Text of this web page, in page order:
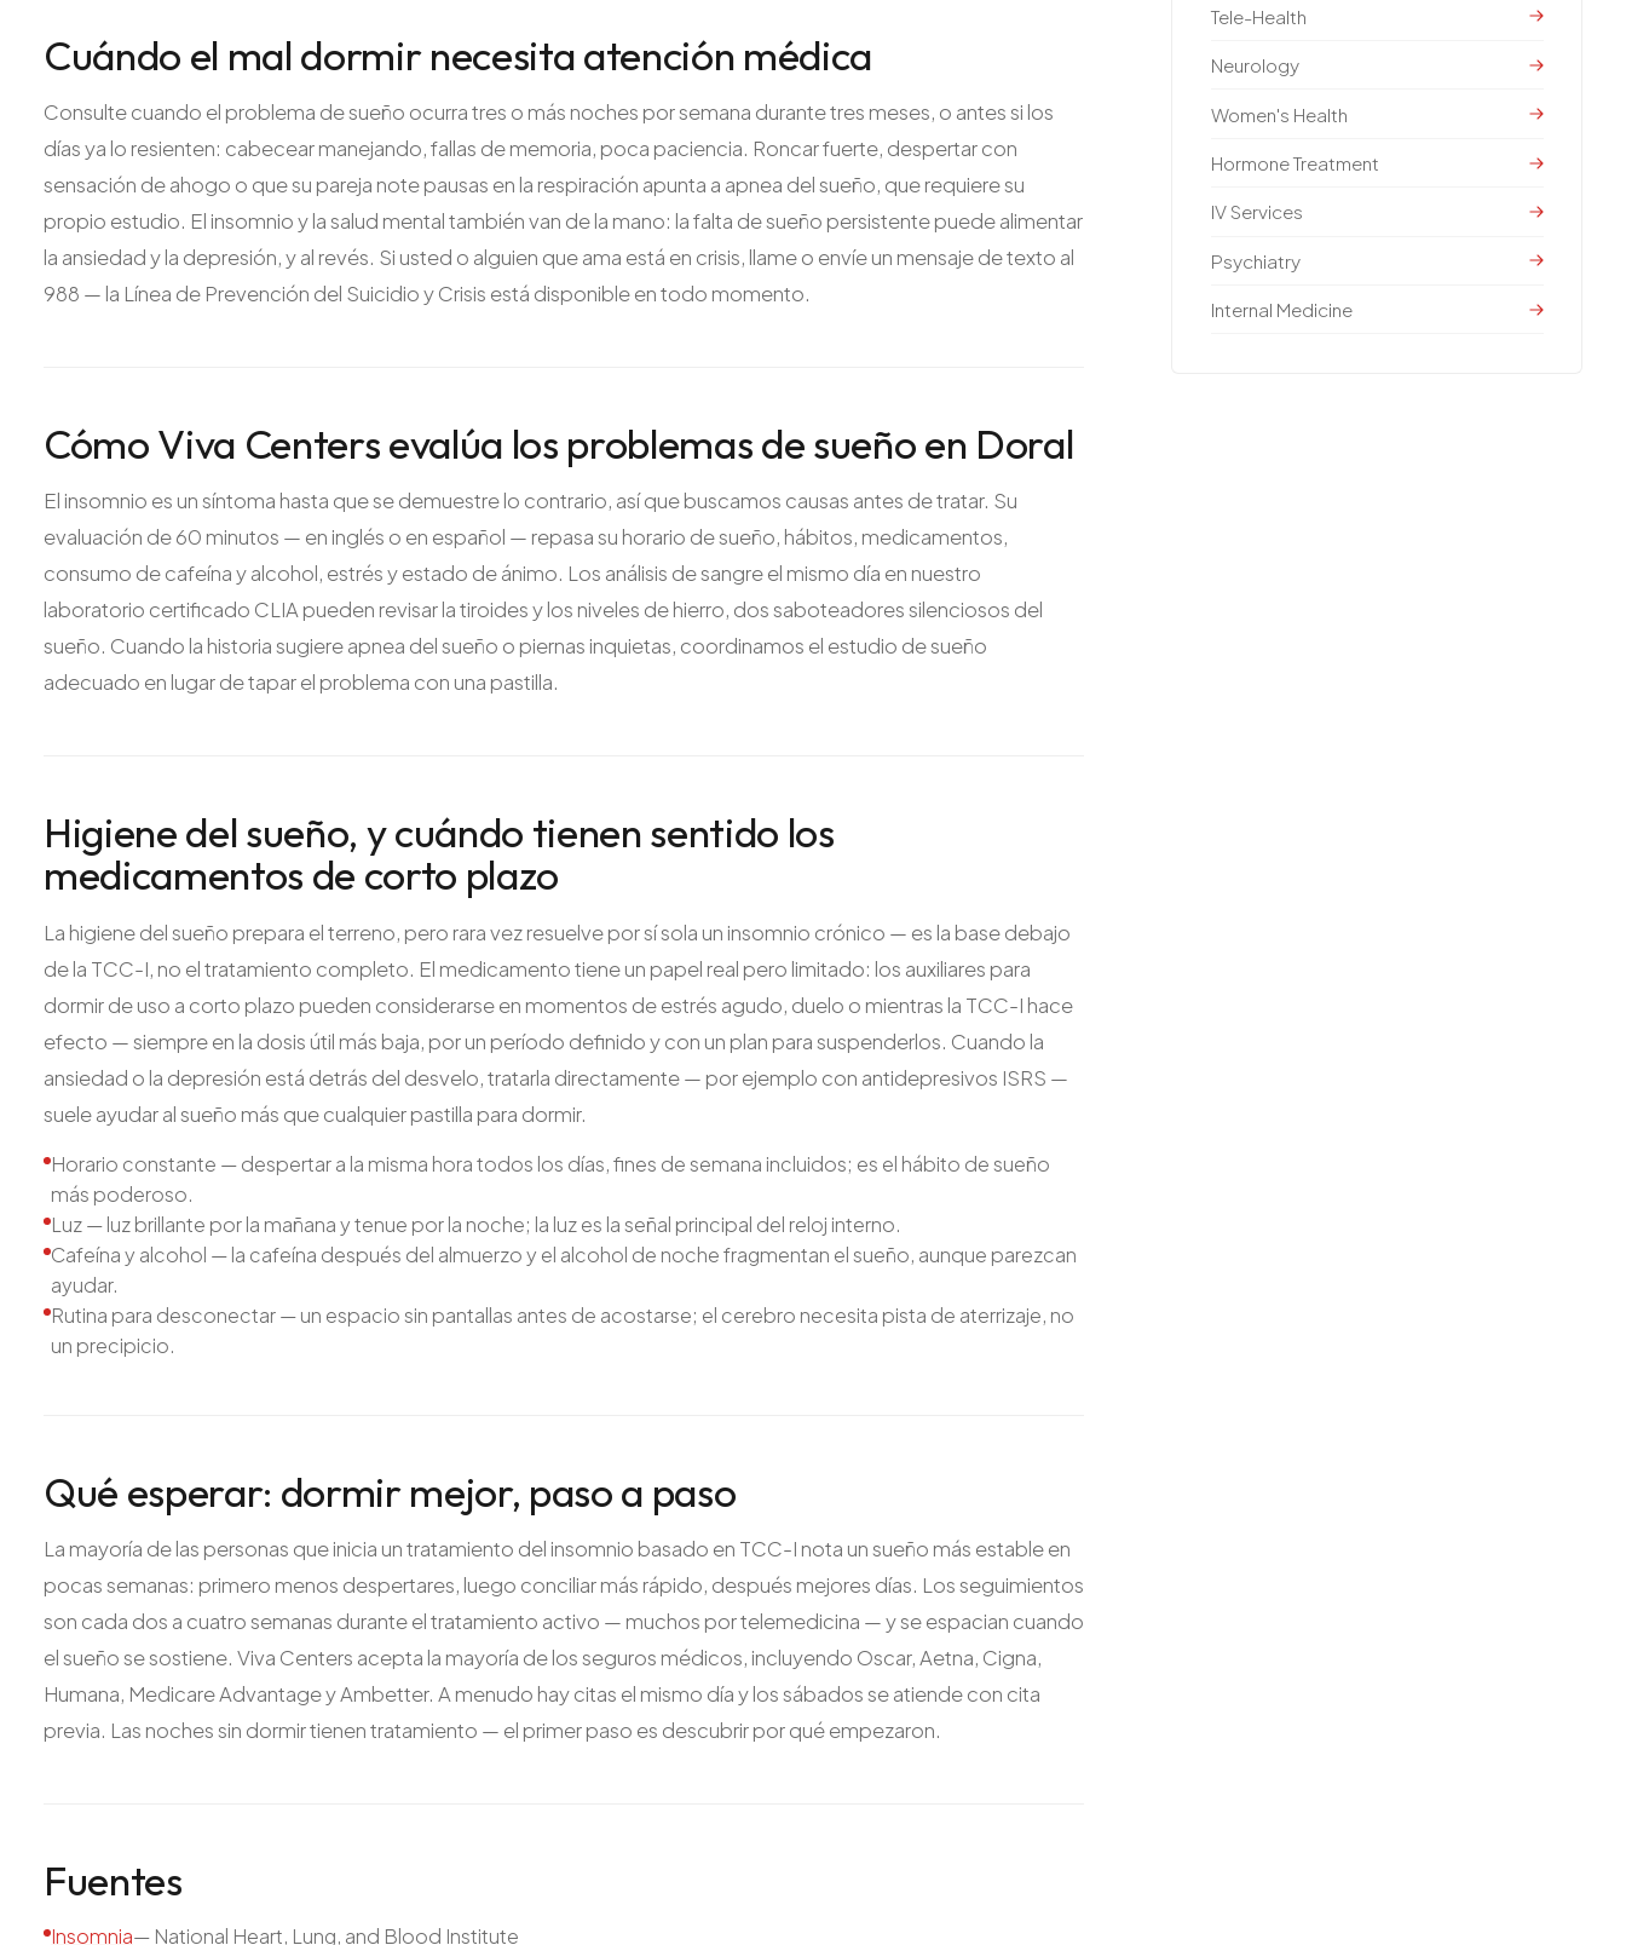
Cuándo el mal dormir necesita atención médica
Consulte cuando el problema de sueño ocurra tres o más noches por semana durante tres meses, o antes si los
días ya lo resienten: cabecear manejando, fallas de memoria, poca paciencia. Roncar fuerte, despertar con
sensación de ahogo o que su pareja note pausas en la respiración apunta a apnea del sueño, que requiere su
propio estudio. El insomnio y la salud mental también van de la mano: la falta de sueño persistente puede alimentar
la ansiedad y la depresión, y al revés. Si usted o alguien que ama está en crisis, llame o envíe un mensaje de texto al
988 — la Línea de Prevención del Suicidio y Crisis está disponible en todo momento.
Cómo Viva Centers evalúa los problemas de sueño en Doral
El insomnio es un síntoma hasta que se demuestre lo contrario, así que buscamos causas antes de tratar. Su
evaluación de 60 minutos — en inglés o en español — repasa su horario de sueño, hábitos, medicamentos,
consumo de cafeína y alcohol, estrés y estado de ánimo. Los análisis de sangre el mismo día en nuestro
laboratorio certificado CLIA pueden revisar la tiroides y los niveles de hierro, dos saboteadores silenciosos del
sueño. Cuando la historia sugiere apnea del sueño o piernas inquietas, coordinamos el estudio de sueño
adecuado en lugar de tapar el problema con una pastilla.
Higiene del sueño, y cuándo tienen sentido los
medicamentos de corto plazo
La higiene del sueño prepara el terreno, pero rara vez resuelve por sí sola un insomnio crónico — es la base debajo
de la TCC-I, no el tratamiento completo. El medicamento tiene un papel real pero limitado: los auxiliares para
dormir de uso a corto plazo pueden considerarse en momentos de estrés agudo, duelo o mientras la TCC-I hace
efecto — siempre en la dosis útil más baja, por un período definido y con un plan para suspenderlos. Cuando la
ansiedad o la depresión está detrás del desvelo, tratarla directamente — por ejemplo con antidepresivos ISRS —
suele ayudar al sueño más que cualquier pastilla para dormir.
Horario constante — despertar a la misma hora todos los días, fines de semana incluidos; es el hábito de sueño
más poderoso.
Luz — luz brillante por la mañana y tenue por la noche; la luz es la señal principal del reloj interno.
Cafeína y alcohol — la cafeína después del almuerzo y el alcohol de noche fragmentan el sueño, aunque parezcan
ayudar.
Rutina para desconectar — un espacio sin pantallas antes de acostarse; el cerebro necesita pista de aterrizaje, no
un precipicio.
Qué esperar: dormir mejor, paso a paso
La mayoría de las personas que inicia un tratamiento del insomnio basado en TCC-I nota un sueño más estable en
pocas semanas: primero menos despertares, luego conciliar más rápido, después mejores días. Los seguimientos
son cada dos a cuatro semanas durante el tratamiento activo — muchos por telemedicina — y se espacian cuando
el sueño se sostiene. Viva Centers acepta la mayoría de los seguros médicos, incluyendo Oscar, Aetna, Cigna,
Humana, Medicare Advantage y Ambetter. A menudo hay citas el mismo día y los sábados se atiende con cita
previa. Las noches sin dormir tienen tratamiento — el primer paso es descubrir por qué empezaron.
Fuentes
Insomnia— National Heart, Lung, and Blood Institute
Tele-Health
Neurology
Women's Health
Hormone Treatment
IV Services
Psychiatry
Internal Medicine